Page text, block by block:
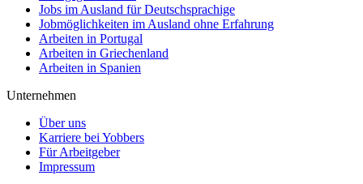
Jobs im Ausland für Deutschsprachige
Jobmöglichkeiten im Ausland ohne Erfahrung
Arbeiten in Portugal
Arbeiten in Griechenland
Arbeiten in Spanien
Unternehmen
Über uns
Karriere bei Yobbers
Für Arbeitgeber
Impressum